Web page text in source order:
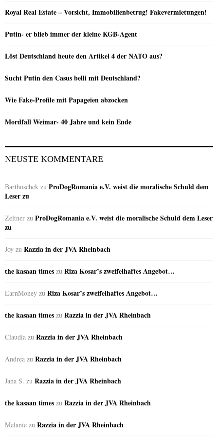
Royal Real Estate – Vorsicht, Immobilienbetrug! Fakevermietungen!
Putin- er blieb immer der kleine KGB-Agent
Löst Deutschland heute den Artikel 4 der NATO aus?
Sucht Putin den Casus belli mit Deutschland?
Wie Fake-Profile mit Papageien abzocken
Mordfall Weimar- 40 Jahre und kein Ende
NEUSTE KOMMENTARE
Barthoschek zu ProDogRomania e.V. weist die moralische Schuld dem
Leser zu
Zeltner zu ProDogRomania e.V. weist die moralische Schuld dem Leser
zu
Joy zu Razzia in der JVA Rheinbach
the kasaan times zu Riza Kosar’s zweifelhaftes Angebot…
EarnMoney zu Riza Kosar’s zweifelhaftes Angebot…
the kasaan times zu Razzia in der JVA Rheinbach
Claudia zu Razzia in der JVA Rheinbach
Andrea zu Razzia in der JVA Rheinbach
Jana S. zu Razzia in der JVA Rheinbach
the kasaan times zu Razzia in der JVA Rheinbach
Melanie zu Razzia in der JVA Rheinbach